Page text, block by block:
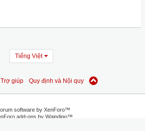
Tiếng Việt
Trợ giúp Quy định và Nội quy
software by XenForo™
add-ons by Waindigo™